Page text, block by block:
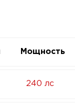
Мощность
240 лс